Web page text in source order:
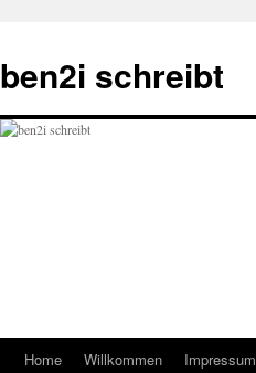
ben2i schreibt
SkipHome Willkommen Impressum